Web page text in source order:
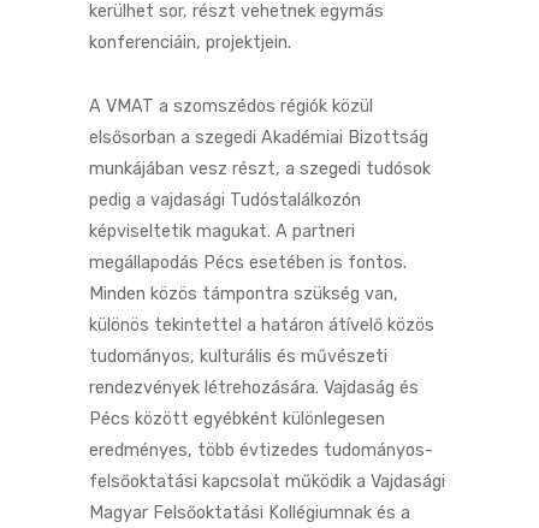
kerülhet sor, részt vehetnek egymás
konferenciáin, projektjein.
A VMAT a szomszédos régiók közül
elsősorban a szegedi Akadémiai Bizottság
munkájában vesz részt, a szegedi tudósok
pedig a vajdasági Tudóstalálkozón
képviseltetik magukat. A partneri
megállapodás Pécs esetében is fontos.
Minden közös támpontra szükség van,
különös tekintettel a határon átívelő közös
tudományos, kulturális és művészeti
rendezvények létrehozására. Vajdaság és
Pécs között egyébként különlegesen
eredményes, több évtizedes tudományos-
felsőoktatási kapcsolat működik a Vajdasági
Magyar Felsőoktatási Kollégiumnak és a